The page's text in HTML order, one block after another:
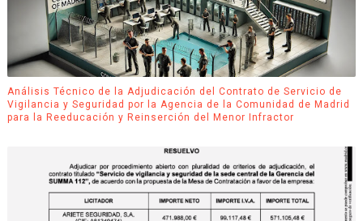
Análisis Técnico de la Adjudicación del Contrato de Servicio de
Vigilancia y Seguridad por la Agencia de la Comunidad de Madrid
para la Reeducación y Reinserción del Menor Infractor